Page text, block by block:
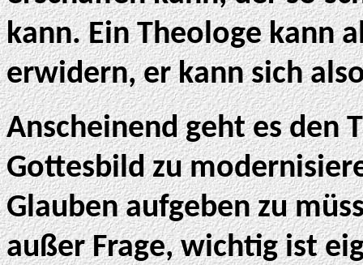
kann. Ein Theologe kann
erwidern, er kann sich
Anscheinend geht es den
Gottesbild zu
Glauben aufgeben zu
außer Frage, wichtig ist